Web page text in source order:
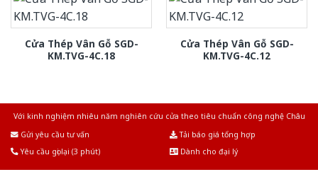
Cửa Thép Vân Gỗ SGD-
KM.TVG-4C.18
Cửa Thép Vân Gỗ SGD-
KM.TVG-4C.12
Với kinh nghiệm nhiêu năm nghiên cứu cửa theo tiêu chuẩn công nghệ Châu
Gửi yêu cầu tư vấn
Tải báo giá tổng hợp
Yêu cầu gọi lại (3 phút)
Dành cho đại lý